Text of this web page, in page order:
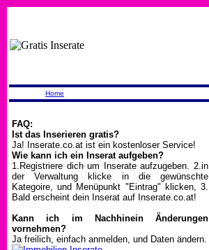
Home
FAQ:
Ist das Inserieren gratis?
Ja! Inserate.co.at ist ein kostenloser Service!
Wie kann ich ein Inserat aufgeben?
1.Registriere dich um Inserate aufzugeben. 2.in
der Verwaltung klicke in die gewünschte
Kategoire, und Menüpunkt "Eintrag" klicken, 3.
Bald erscheint dein Inserat auf Inserate.co.at!
Kann ich im Nachhinein Änderungen
vornehmen?
Ja freilich, einfach anmelden, und Daten ändern.